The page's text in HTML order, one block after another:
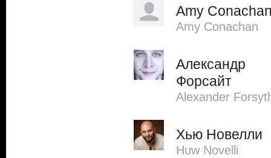
Amy
Amy Conachan
Александр
Форсайт
Alexander
Хью Новелли
Huw Novelli